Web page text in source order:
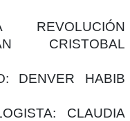
CRISTOBAL
DENVER HABIB
CLAUDIA